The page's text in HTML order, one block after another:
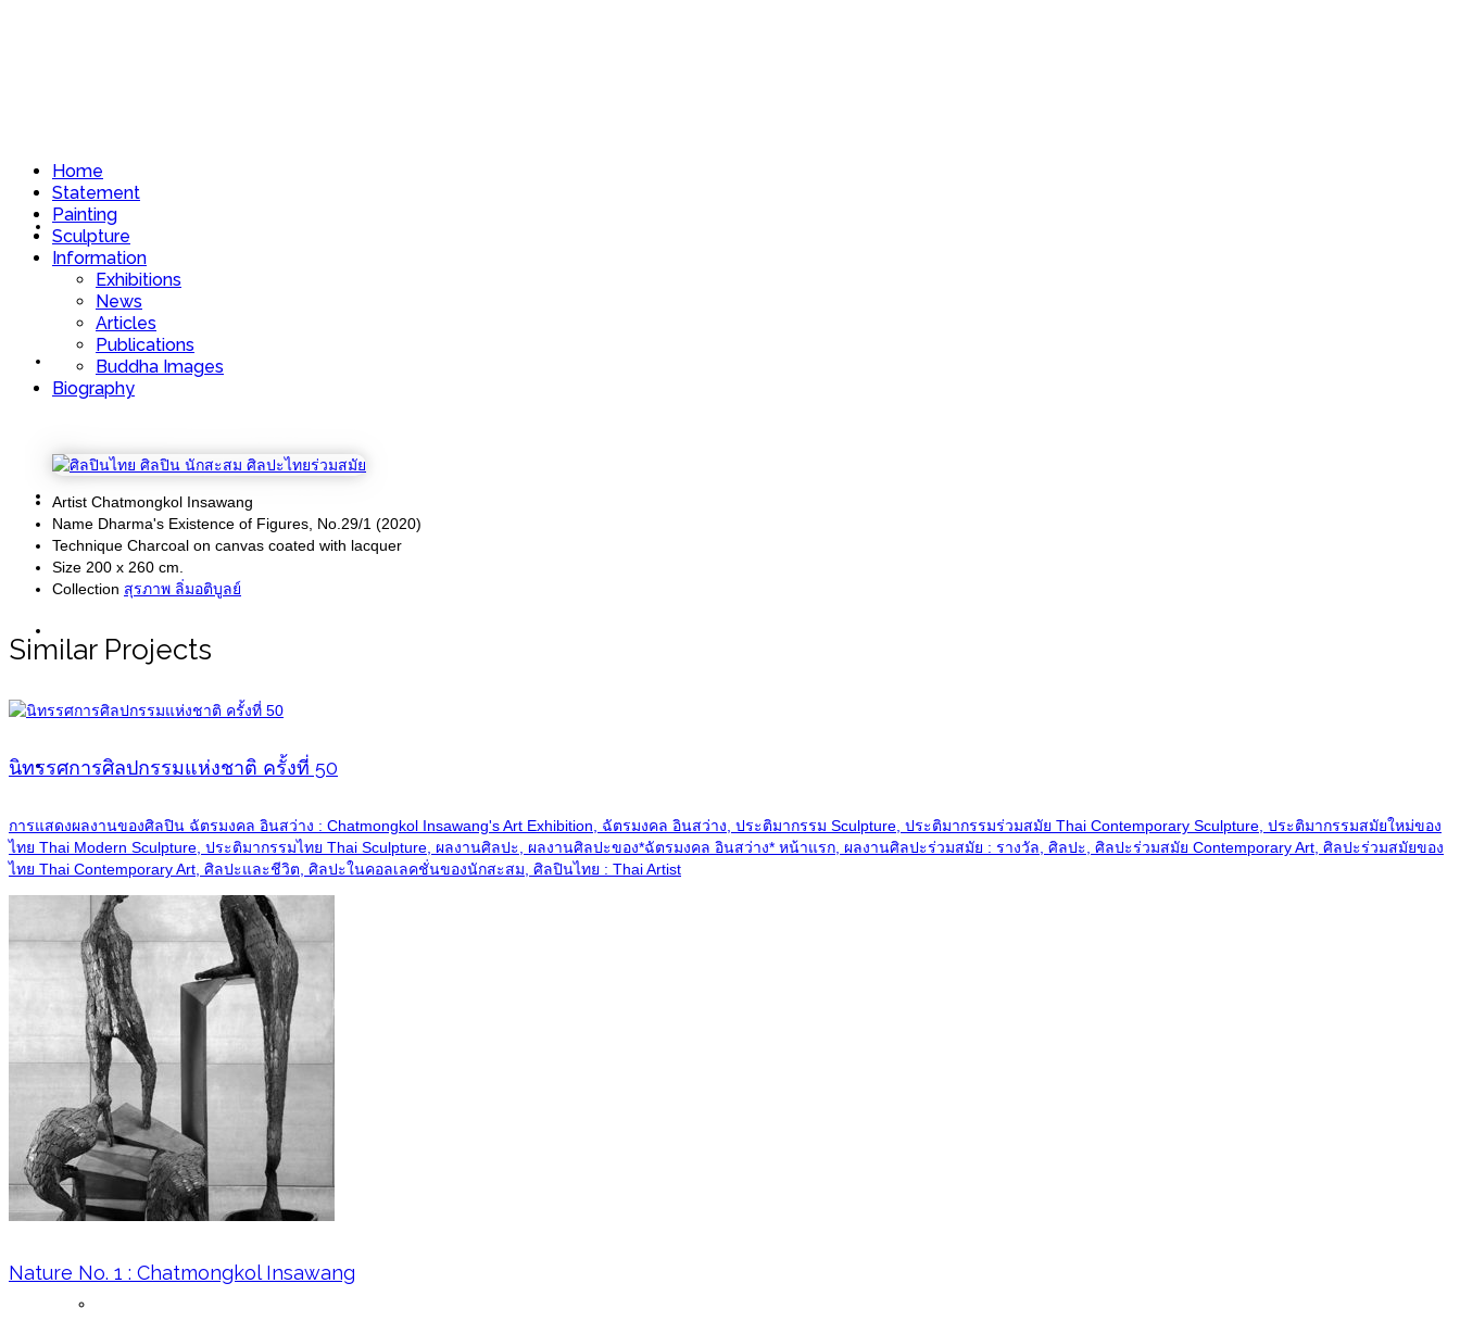
Home
Statement
Painting
Information
Exhibitions
News
Articles
Home
Statement
Painting
Sculpture
Information
Exhibitions
News
Articles
Publications
Buddha Images
Biography
Artist Chatmongkol Insawang
Name Dharma's Existence of Figures, No.29/1 (2020)
Technique Charcoal on canvas coated with lacquer
Size 200 x 260 cm.
Collection สุรภาพ ลิ่มอติบูลย์
Similar Projects
นิทรรศการศิลปกรรมแห่งชาติ ครั้งที่ 50
การแสดงผลงานของศิลปิน ฉัตรมงคล อินสว่าง : Chatmongkol Insawang's Art Exhibition, ฉัตรมงคล อินสว่าง, ประติมากรรม Sculpture, ประติมากรรมร่วมสมัย Thai Contemporary Sculpture, ประติมากรรมสมัยใหม่ของ
ไทย Thai Modern Sculpture, ประติมากรรมไทย Thai Sculpture, ผลงานศิลปะ, ผลงานศิลปะของ*ฉัตรมงคล อินสว่าง* หน้าแรก, ผลงานศิลปะร่วมสมัย : รางวัล, ศิลปะ, ศิลปะร่วมสมัย Contemporary Art, ศิลปะร่วมสมัยของ
ไทย Thai Contemporary Art, ศิลปะและชีวิต, ศิลปะในคอลเลคชั่นของนักสะสม, ศิลปินไทย : Thai Artist
Nature No. 1 : Chatmongkol Insawang